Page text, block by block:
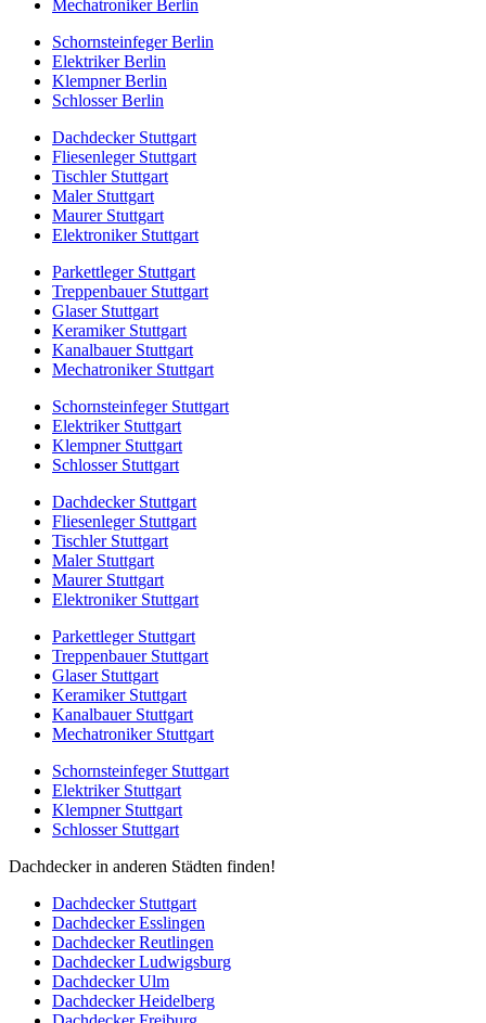
Mechatroniker Berlin
Schornsteinfeger Berlin
Elektriker Berlin
Klempner Berlin
Schlosser Berlin
Dachdecker Stuttgart
Fliesenleger Stuttgart
Tischler Stuttgart
Maler Stuttgart
Maurer Stuttgart
Elektroniker Stuttgart
Parkettleger Stuttgart
Treppenbauer Stuttgart
Glaser Stuttgart
Keramiker Stuttgart
Kanalbauer Stuttgart
Mechatroniker Stuttgart
Schornsteinfeger Stuttgart
Elektriker Stuttgart
Klempner Stuttgart
Schlosser Stuttgart
Dachdecker Stuttgart
Fliesenleger Stuttgart
Tischler Stuttgart
Maler Stuttgart
Maurer Stuttgart
Elektroniker Stuttgart
Parkettleger Stuttgart
Treppenbauer Stuttgart
Glaser Stuttgart
Keramiker Stuttgart
Kanalbauer Stuttgart
Mechatroniker Stuttgart
Schornsteinfeger Stuttgart
Elektriker Stuttgart
Klempner Stuttgart
Schlosser Stuttgart
Dachdecker in anderen Städten finden!
Dachdecker Stuttgart
Dachdecker Esslingen
Dachdecker Reutlingen
Dachdecker Ludwigsburg
Dachdecker Ulm
Dachdecker Heidelberg